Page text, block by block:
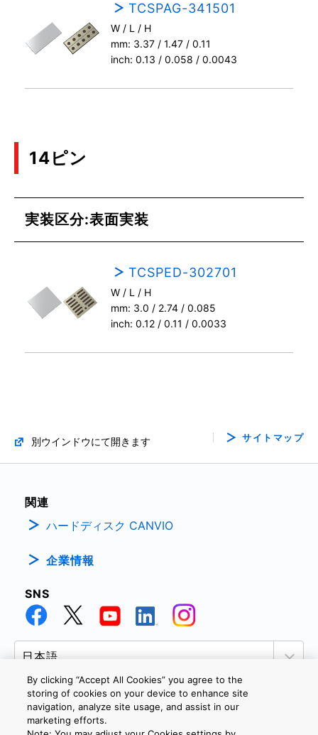
TCSPAG-341501
W / L / H
mm: 3.37 / 1.47 / 0.11
inch: 0.13 / 0.058 / 0.0043
14ピン
実装区分:表面実装
TCSPED-302701
W / L / H
mm: 3.0 / 2.74 / 0.085
inch: 0.12 / 0.11 / 0.0033
別ウインドウにて開きます サイトマップ
関連
ハードディスク CANVIO
企業情報
SNS
個人情報保護方針
By clicking “Accept All Cookies” you agree to the
storing of cookies on your device to enhance site
navigation, analyze site usage, and assist in our
marketing efforts.